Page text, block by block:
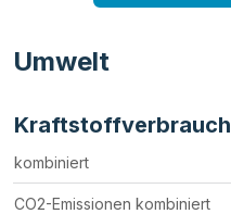
Umwelt
Kraftstoffverbrauch
kombiniert
CO2-Emissionen kombiniert